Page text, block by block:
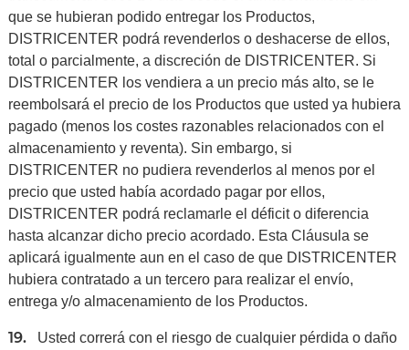
que se hubieran podido entregar los Productos,
DISTRICENTER podrá revenderlos o deshacerse de ellos,
total o parcialmente, a discreción de DISTRICENTER. Si
DISTRICENTER los vendiera a un precio más alto, se le
reembolsará el precio de los Productos que usted ya hubiera
pagado (menos los costes razonables relacionados con el
almacenamiento y reventa). Sin embargo, si
DISTRICENTER no pudiera revenderlos al menos por el
precio que usted había acordado pagar por ellos,
DISTRICENTER podrá reclamarle el déficit o diferencia
hasta alcanzar dicho precio acordado. Esta Cláusula se
aplicará igualmente aun en el caso de que DISTRICENTER
hubiera contratado a un tercero para realizar el envío,
entrega y/o almacenamiento de los Productos.
19.
Usted correrá con el riesgo de cualquier pérdida o daño